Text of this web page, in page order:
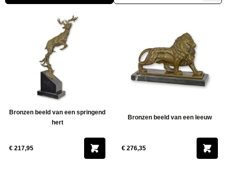
Bronzen beeld van een springend
hert
€ 217,95
Bronzen beeld van een leeuw
€ 276,35